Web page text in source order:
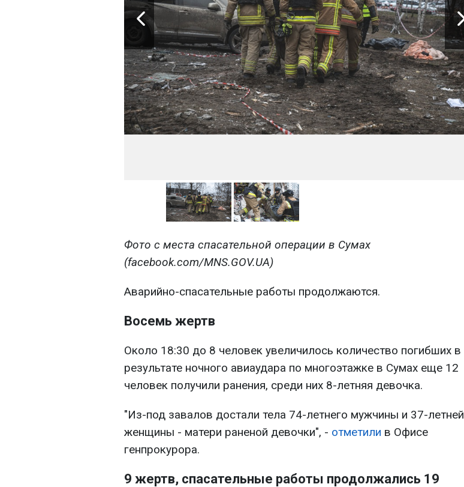
Фото с места спасательной операции в Сумах
(facebook.com/MNS.GOV.UA)
Аварийно-спасательные работы продолжаются.
Восемь жертв
Около 18:30 до 8 человек увеличилось количество погибших в
результате ночного авиаудара по многоэтажке в Сумах еще 12
человек получили ранения, среди них 8-летняя девочка.
"Из-под завалов достали тела 74-летнего мужчины и 37-летней
женщины - матери раненой девочки", - отметили в Офисе
генпрокурора.
9 жертв, спасательные работы продолжались 19